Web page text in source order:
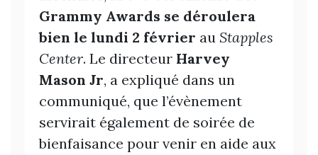
Grammy Awards se déroulera
bien le lundi 2 février au Stapples
Center. Le directeur Harvey
Mason Jr, a expliqué dans un
communiqué, que l’évènement
servirait également de soirée de
bienfaisance pour venir en aide aux